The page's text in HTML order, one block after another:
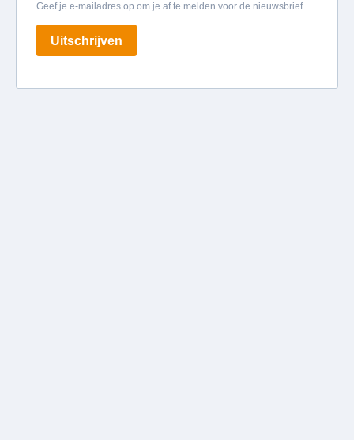
Geef je e-mailadres op om je af te melden voor de nieuwsbrief.
Uitschrijven